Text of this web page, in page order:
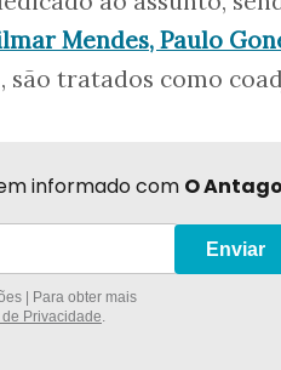
Mendes, Paulo
são tratados como
informado com O
| Para obter mais
Privacidade.
Enviar